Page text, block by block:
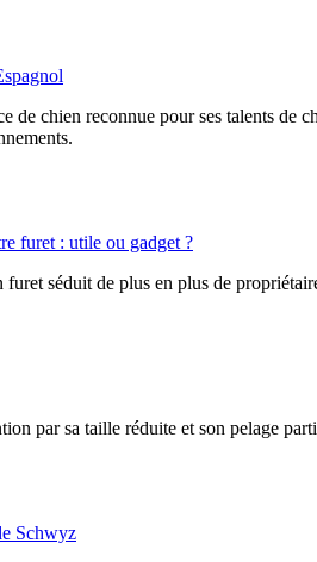
de chien reconnue pour ses talents de
furet : utile ou gadget ?
séduit de plus en plus de
par sa taille réduite et son pelage
Schwyz